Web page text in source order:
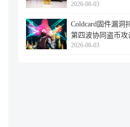
比特
2026-08-03
Coldcard固件漏洞
第四波协同盗币攻
462个
2026-08-03